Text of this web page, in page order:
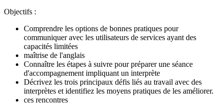
Objectifs :
Comprendre les options de bonnes pratiques pour
communiquer avec les utilisateurs de services ayant des
capacités limitées
maîtrise de l'anglais
Connaître les étapes à suivre pour préparer une séance
d'accompagnement impliquant un interprète
Décrivez les trois principaux défis liés au travail avec des
interprètes et identifiez les moyens pratiques de les améliorer.
ces rencontres